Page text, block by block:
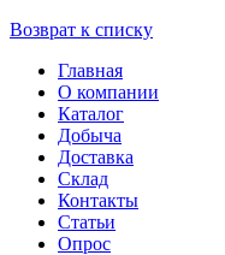
Возврат к списку
Главная
О компании
Каталог
Добыча
Доставка
Склад
Контакты
Статьи
Опрос